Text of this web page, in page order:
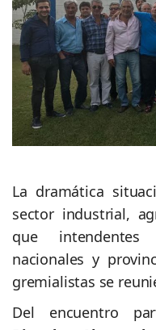
La dramática
sector industrial,
que intendentes
nacionales y
gremialistas se
Del encuentro